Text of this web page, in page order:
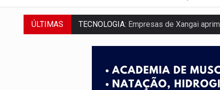
ÚLTIMAS TECNOLOGIA: Empresas de Xangai
PROTEGE A TERRA:China descobre
Motociclista morre após bater
PARECE UM NUGGET:Essa receita com